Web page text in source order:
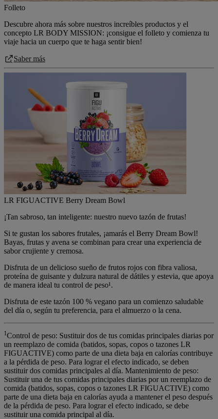
Folleto
Descubre ahora más sobre nuestros increíbles productos y el
concepto LR BODY MISSION: ¡consigue el folleto y comienza tu
viaje hacia un cuerpo que te haga sentir bien!
Saber más
LR FIGUACTIVE Berry Dream Bowl
¡Tan sabroso, tan inteligente: nuestro nuevo tazón de frutas!
Si te gustan los sabores frutales, ¡amarás el Berry Dream Bowl!
Bayas, frutas y avena se combinan para crear una experiencia de
sabor crujiente y cremosa.
Disfruta de un delicioso sueño de frutos rojos con fibra valiosa,
proteína de guisante y dulzura natural de dátiles y estevia, que apoya
de manera ideal tu control de peso¹.
Disfruta de este tazón 100 % vegano para un comienzo saludable
del día o, según tu preferencia, para el almuerzo o la cena.
1Control de peso: Sustituir dos de tus comidas principales diarias por
un reemplazo de comida (batidos, sopas, copos o tazones LR
FIGUACTIVE) como parte de una dieta baja en calorías contribuye
a la pérdida de peso. Para lograr el efecto indicado, se deben
sustituir dos comidas principales al día. Mantenimiento de peso:
Sustituir una de tus comidas principales diarias por un reemplazo de
comida (batidos, sopas, copos o tazones LR FIGUACTIVE) como
parte de una dieta baja en calorías ayuda a mantener el peso después
de la pérdida de peso. Para lograr el efecto indicado, se debe
sustituir una comida principal al día.